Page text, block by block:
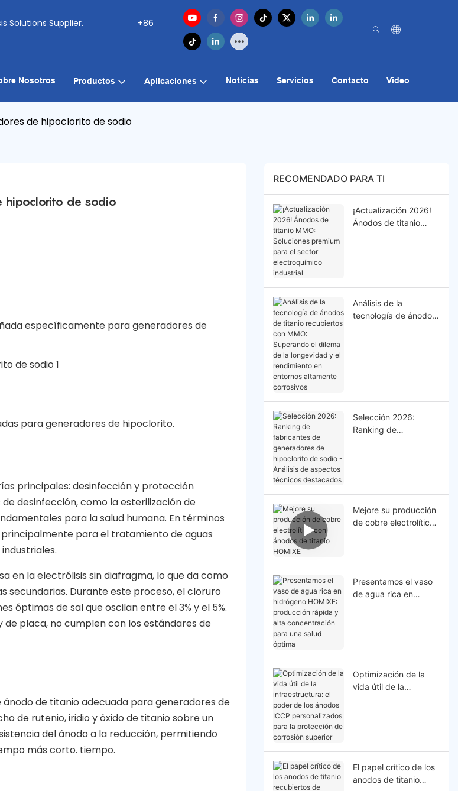
Solutions Supplier.
+86
Nosotros Productos Aplicaciones Noticias Servicios Contacto Video
de hipoclorito de sodio
hipoclorito de sodio
específicamente para generadores de
para generadores de hipoclorito.
principales: desinfección y protección
desinfección, como la esterilización de
para la salud humana. En términos
para el tratamiento de aguas
en la electrólisis sin diafragma, lo que da como
Durante este proceso, el cloruro
óptimas de sal que oscilan entre el 3% y el 5%.
de placa, no cumplen con los estándares de
de titanio adecuada para generadores de
de rutenio, iridio y óxido de titanio sobre un
del ánodo a la reducción, permitiendo
más corto. tiempo.
RECOMENDADO PARA TI
¡Actualización 2026!
Ánodos de titanio
Análisis de la
tecnología de ánodos
corrosivos
Selección 2026:
Ranking de
Mejore su producción
de cobre electrolítico
Presentamos el vaso
de agua rica en
Optimización de la
vida útil de la
El papel crítico de los
anodos de titanio